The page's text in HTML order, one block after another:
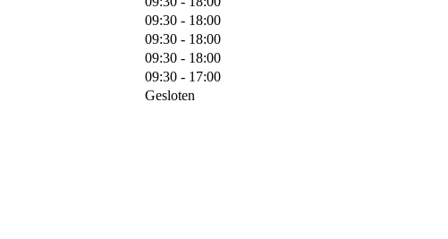
09:30 - 18:00
09:30 - 18:00
09:30 - 18:00
09:30 - 17:00
Gesloten